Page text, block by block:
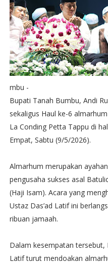
mbu -
Bupati Tanah Bumbu, Andi
sekaligus Haul ke-6
La Conding Petta Tappu di
Empat, Sabtu (9/5/2026).
Almarhum merupakan
pengusaha sukses asal
(Haji Isam). Acara yang
Ustaz Das’ad Latif ini
ribuan jamaah.
Dalam kesempatan tersebut,
Latif turut mendoakan